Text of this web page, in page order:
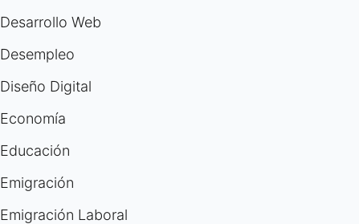
Desarrollo Web
Desempleo
Diseño Digital
Economía
Educación
Emigración
Emigración Laboral